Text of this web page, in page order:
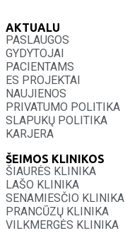
AKTUALU
PASLAUGOS
GYDYTOJAI
PACIENTAMS
ES PROJEKTAI
NAUJIENOS
PRIVATUMO POLITIKA
SLAPUKŲ POLITIKA
KARJERA
ŠEIMOS KLINIKOS
ŠIAURĖS KLINIKA
LAŠO KLINIKA
SENAMIESČIO KLINIKA
PRANCŪZŲ KLINIKA
VILKMERGĖS KLINIKA